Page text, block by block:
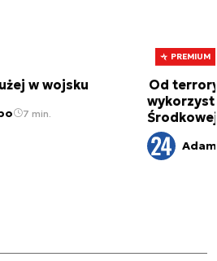
w wojsku
7 min.
PREMIUM
Od
Środkowej